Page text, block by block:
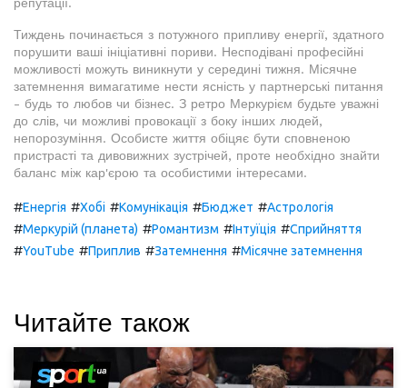
репутації.
Тиждень починається з потужного припливу енергії, здатного
порушити ваші ініціативні пориви. Несподівані професійні
можливості можуть виникнути у середині тижня. Місячне
затемнення вимагатиме нести ясність у партнерські питання
- будь то любов чи бізнес. З ретро Меркурієм будьте уважні
до слів, чи можливі провокації з боку інших людей,
непорозуміння. Особисте життя обіцяє бути сповненою
пристрасті та дивовижних зустрічей, проте необхідно знайти
баланс між кар'єрою та особистими інтересами.
#Енергія #Хобі #Комунікація #Бюджет #Астрологія
#Меркурій (планета) #Романтизм #Інтуїція #Сприйняття
#YouTube #Приплив #Затемнення #Місячне затемнення
Читайте також